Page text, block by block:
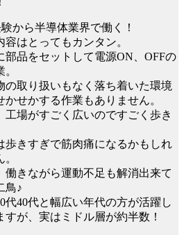
から半導体業界で働く！
容はとってもカンタン。
部品をセットして電源ON、OFFの
の取り扱いもなく落ち着いた環境
かせかする作業もありません。
工場がすごく広いのですごく歩き
歩きすぎで筋肉痛になるかもしれ
働きながら運動不足も解消出来て
鳥♪
代40代と幅広い年代の方が活躍し
すが、実はミドル層が約半数！